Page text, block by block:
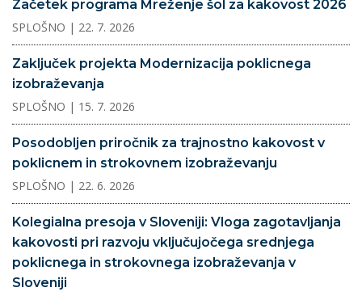
Začetek programa Mreženje šol za kakovost 2026
SPLOŠNO | 22. 7. 2026
Zaključek projekta Modernizacija poklicnega
izobraževanja
SPLOŠNO | 15. 7. 2026
Posodobljen priročnik za trajnostno kakovost v
poklicnem in strokovnem izobraževanju
SPLOŠNO | 22. 6. 2026
Kolegialna presoja v Sloveniji: Vloga zagotavljanja
kakovosti pri razvoju vključujočega srednjega
poklicnega in strokovnega izobraževanja v
Sloveniji